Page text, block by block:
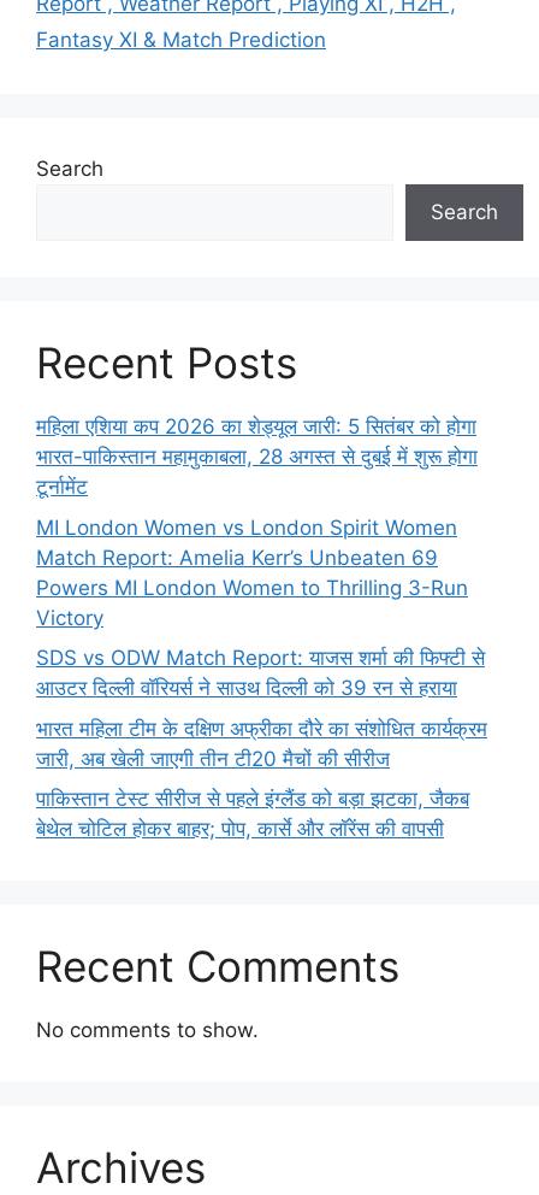
Fantasy XI & Match Prediction
Search
Search
Recent Posts
महिला एशिया कप 2026 का शेड्यूल जारी: 5 सितंबर को होगा
भारत-पाकिस्तान महामुकाबला, 28 अगस्त से दुबई में शुरू होगा
टूर्नामेंट
MI London Women vs London Spirit Women
Match Report: Amelia Kerr’s Unbeaten 69
Powers MI London Women to Thrilling 3-Run
Victory
SDS vs ODW Match Report: याजस शर्मा की फिफ्टी से
आउटर दिल्ली वॉरियर्स ने साउथ दिल्ली को 39 रन से हराया
भारत महिला टीम के दक्षिण अफ्रीका दौरे का संशोधित कार्यक्रम
जारी, अब खेली जाएगी तीन टी20 मैचों की सीरीज
पाकिस्तान टेस्ट सीरीज से पहले इंग्लैंड को बड़ा झटका, जैकब
बेथेल चोटिल होकर बाहर; पोप, कार्से और लॉरेंस की वापसी
Recent Comments
No comments to show.
Archives